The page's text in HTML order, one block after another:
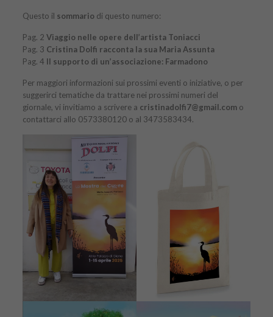
Questo il sommario di questo numero:
Pag. 2Viaggio nelle opere dell’artista Toniacci
Pag. 3 Cristina Dolfi racconta la sua Maria Assunta
Pag. 4 Il supporto di un’associazione: Farmadono
Per maggiori informazioni sui prossimi eventi o iniziative, o per
suggerirci tematiche da trattare nei prossimi numeri del
giornale, vi invitiamo a scrivere a cristinadolfi7@gmail.com o
contattarci allo 0573380120 o al 3473583434.